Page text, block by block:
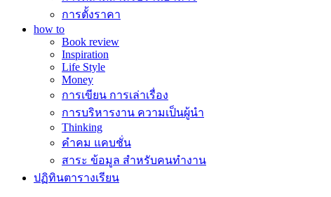
การตั้งราคา
how to
Book review
Inspiration
Life Style
Money
การเขียน การเล่าเรื่อง
การบริหารงาน ความเป็นผู้นำ
Thinking
คำคม แคบชั่น
สาระ ข้อมูล สำหรับคนทำงาน
ปฏิทินตารางเรียน